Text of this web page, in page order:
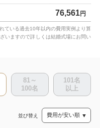
76,561円
ている過去10年以内の費用実例より算
いますので詳しくは結婚式場にお問い
81～
100名
101名
以上
並び替え